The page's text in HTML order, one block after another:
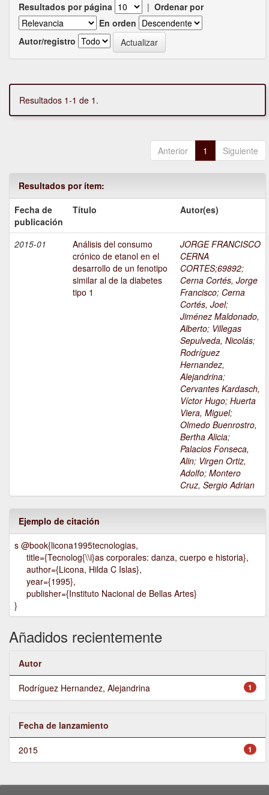
Resultados por página | Ordenar por
En orden
Autor/registro
Resultados 1-1 de 1.
Anterior 1 Siguiente
Resultados por ítem:
Fecha de
publicación
Título Autor(es)
2015-01
Análisis del consumo
crónico de etanol en el
desarrollo de un fenotipo
similar al de la diabetes
tipo 1
JORGE FRANCISCO
CERNA
CORTES;69892;
Cerna Cortés, Jorge
Francisco; Cerna
Cortés, Joel;
Jiménez Maldonado,
Alberto; Villegas
Sepulveda, Nicolás;
Rodríguez
Hernandez,
Alejandrina;
Cervantes Kardasch,
Víctor Hugo; Huerta
Viera, Miguel;
Olmedo Buenrostro,
Bertha Alicia;
Palacios Fonseca,
Alin; Virgen Ortiz,
Adolfo; Montero
Cruz, Sergio Adrian
Ejemplo de citación
s @book{licona1995tecnologias,
title={Tecnolog{\\i}as corporales: danza, cuerpo e historia},
author={Licona, Hilda C Islas},
year={1995},
publisher={Instituto Nacional de Bellas Artes}
}
Añadidos recientemente
Autor
1
Rodríguez Hernandez, Alejandrina
Fecha de lanzamiento
1
2015